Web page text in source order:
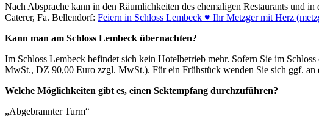
Nach Absprache kann in den Räumlichkeiten des ehemaligen Restaurants und
Caterer, Fa. Bellendorf: Feiern in Schloss Lembeck ♥ Ihr Metzger mit Herz
Kann man am Schloss Lembeck übernachten?
Im Schloss Lembeck befindet sich kein Hotelbetrieb mehr. Sofern Sie im
MwSt., DZ 90,00 Euro zzgl. MwSt.). Für ein Frühstück wenden Sie sich ggf. an
Welche Möglichkeiten gibt es, einen Sektempfang durchzuführen?
„Abgebrannter Turm“